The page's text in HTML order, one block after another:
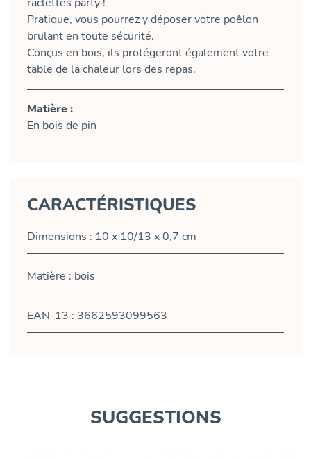
Pratique, vous pourrez y déposer votre poêlon
brulant en toute sécurité.
Conçus en bois, ils protégeront également votre
table de la chaleur lors des repas.
Matière :
En bois de pin
CARACTÉRISTIQUES
Dimensions : 10 x 10/13 x 0,7 cm
Matière : bois
EAN-13 : 3662593099563
SUGGESTIONS